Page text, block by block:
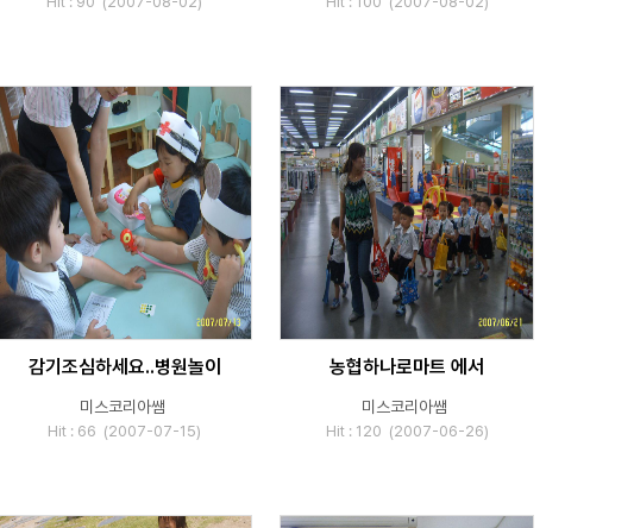
감기조심하세요..병원놀이
미스코리아쌤
Hit : 66 (2007-07-15)
농협하나로마트 에서
미스코리아쌤
Hit : 120 (2007-06-26)